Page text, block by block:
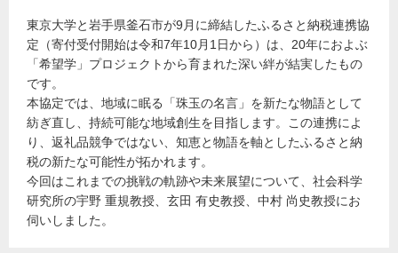
東京大学と岩手県釜石市が9月に締結したふるさと納税連携協
定（寄付受付開始は令和7年10月1日から）は、20年におよぶ
「希望学」プロジェクトから育まれた深い絆が結実したもの
です。
本協定では、地域に眠る「珠玉の名言」を新たな物語として
紡ぎ直し、持続可能な地域創生を目指します。この連携によ
り、返礼品競争ではない、知恵と物語を軸としたふるさと納
税の新たな可能性が拓かれます。
今回はこれまでの挑戦の軌跡や未来展望について、社会科学
研究所の宇野 重規教授、玄田 有史教授、中村 尚史教授にお
伺いしました。